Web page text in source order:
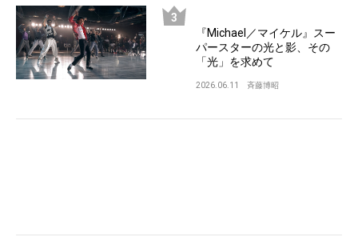
『Michael／マイケル』スー
パースターの光と影、その
「光」を求めて
2026.06.11 斉藤博昭